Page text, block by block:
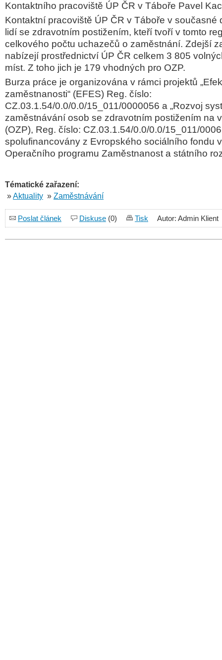
Kontaktního pracoviště ÚP ČR v Táboře Pavel
Kontaktní pracoviště ÚP ČR v Táboře v současné
lidí se zdravotním postižením, kteří tvoří v tomto
celkového počtu uchazečů o zaměstnání. Zdejší
nabízejí prostřednictví ÚP ČR celkem 3 805
míst. Z toho jich je 179 vhodných pro OZP.
Burza práce je organizována v rámci projektů
zaměstnanosti“ (EFES) Reg. číslo:
CZ.03.1.54/0.0/0.0/15_011/0000056 a „Rozvoj
zaměstnávání osob se zdravotním postižením na
(OZP), Reg. číslo: CZ.03.1.54/0.0/0.0/15_011/
spolufinancovány z Evropského sociálního fondu
Operačního programu Zaměstnanost a státního
Tématické zařazení:
»Aktuality » Zaměstnávání
Poslat článek Diskuse (0) Tisk Autor: Admin Klient